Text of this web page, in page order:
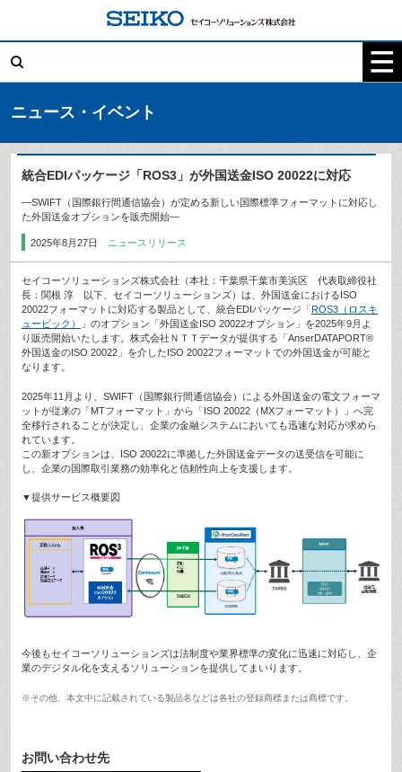
索:
ニュース・イベント
統合EDIパッケージ「ROS3」が外国送金ISO 20022に対応
―SWIFT（国際銀行間通信協会）が定める新しい国際標準フォーマットに対応し
た外国送金オプションを販売開始―
2025年8月27日 ニュースリリース
セイコーソリューションズ株式会社（本社：千葉県千葉市美浜区 代表取締役社
長：関根 淳 以下、セイコーソリューションズ）は、外国送金におけるISO
20022フォーマットに対応する製品として、統合EDIパッケージ「ROS3（ロスキ
ュービック）
」のオプション「外国送金ISO 20022オプション」を2025年9月よ
り販売開始いたします。株式会社ＮＴＴデータが提供する「AnserDATAPORT®
外国送金のISO 20022」を介したISO 20022フォーマットでの外国送金が可能と
なります。
2025年11月より、SWIFT（国際銀行間通信協会）による外国送金の電文フォーマ
ットが従来の「MTフォーマット」から「ISO 20022（MXフォーマット）」へ完
全移行されることが決定し、企業の金融システムにおいても迅速な対応が求めら
れています。
この新オプションは、ISO 20022に準拠した外国送金データの送受信を可能に
し、企業の国際取引業務の効率化と信頼性向上を支援します。
▼提供サービス概要図
今後もセイコーソリューションズは法制度や業界標準の変化に迅速に対応し、企
業のデジタル化を支えるソリューションを提供してまいります。
※その他、本文中に記載されている製品名などは各社の登録商標または商標です。
お問い合わせ先